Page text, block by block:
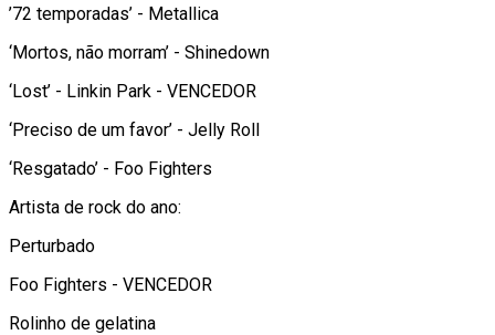
’72 temporadas’ - Metallica
‘Mortos, não morram’ - Shinedown
‘Lost’ - Linkin Park - VENCEDOR
‘Preciso de um favor’ - Jelly Roll
‘Resgatado’ - Foo Fighters
Artista de rock do ano:
Perturbado
Foo Fighters - VENCEDOR
Rolinho de gelatina